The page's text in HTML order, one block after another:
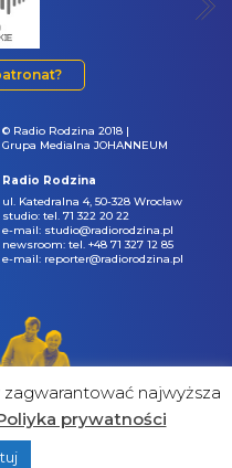
© Radio Rodzina 2018 |
Grupa Medialna JOHANNEUM
Radio Rodzina
ul. Katedralna 4, 50-328 Wrocław
studio: tel. 71 322 20 22
e-mail: studio@radiorodzina.pl
newsroom: tel. +48 71 327 12 85
e-mail: reporter@radiorodzina.pl
&
najwyższa
prywatności